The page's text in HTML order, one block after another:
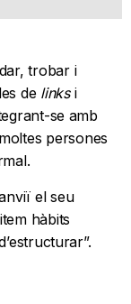
trobar i
de linksi
se amb
persones
el seu
hàbits